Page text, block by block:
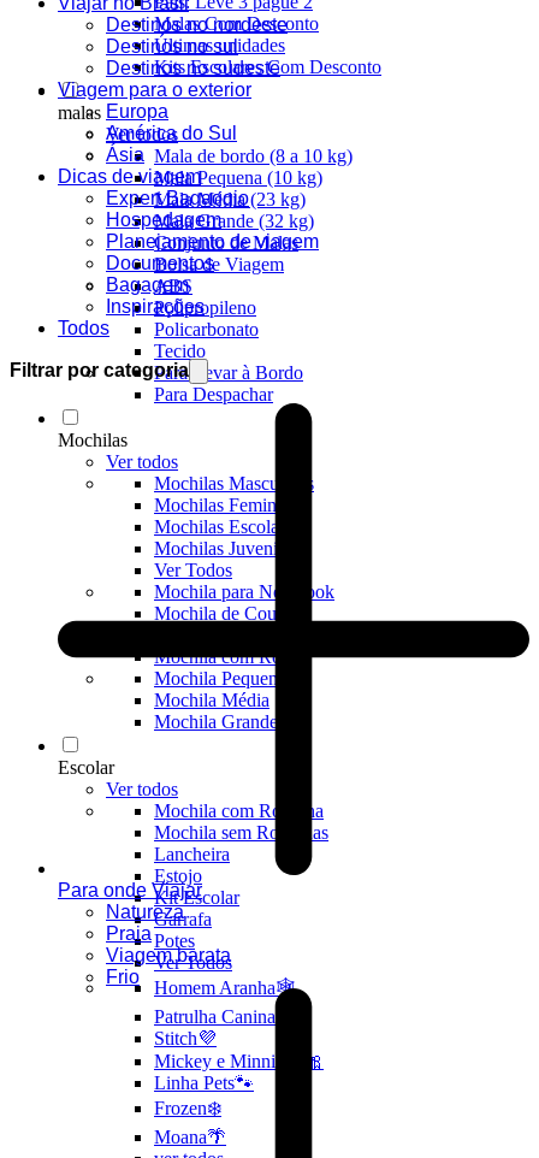
Malas Com Desconto
Últimas unidades
Kits Escolares Com Desconto
malas
Ver todos
Mala de bordo (8 a 10 kg)
Mala Pequena (10 kg)
Mala Média (23 kg)
Mala Grande (32 kg)
Conjunto de Malas
Bolsa de Viagem
ABS
Polipropileno
Policarbonato
Tecido
Para Levar à Bordo
Para Despachar
Mochilas
Ver todos
Mochilas Masculinas
Mochilas Femininas
Mochilas Escolares
Mochilas Juvenis
Ver Todos
Mochila para Notebook
Mochila de Couro
Mochila com Rodas
Mochila Pequena
Mochila Média
Mochila Grande
Escolar
Ver todos
Mochila com Rodinha
Mochila sem Rodinhas
Lancheira
Estojo
Kit Escolar
Garrafa
Potes
Ver Todos
Homem Aranha🕸️
Patrulha Canina🐶
Stitch💜
Mickey e Minnie🐭🎀
Linha Pets🐾
Frozen❄️
Moana🌴
Destinos no nordeste
Destinos no sul
Destinos no sudeste
Viagem para o exterior
Europa
América do Sul
Ásia
Dicas de viagem
Expert Bagaggio
Hospedagem
Planejamento de viagem
Documentos
Bagagem
Inspirações
Todos
Filtrar por categoria
Para onde Viajar
Natureza
Praia
Viagem barata
Frio